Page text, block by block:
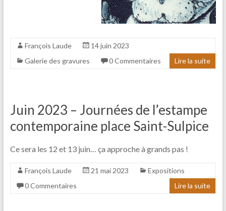
François Laude
14 juin 2023
Galerie des gravures
0 Commentaires Lire la suite
Juin 2023 – Journées de l’estampe
contemporaine place Saint-Sulpice
Ce sera les 12 et 13 juin… ça approche à grands pas !
François Laude 21 mai 2023
Expositions
0 Commentaires
Lire la suite